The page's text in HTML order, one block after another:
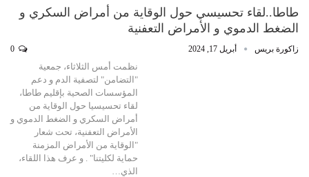
طاطا..لقاء تحسيسي حول الوقاية من أمراض السكري و
الضغط الدموي و الأمراض التعفنية
زاكورة بريس أبريل 17, 2024
نظمت أمس الثلاثاء، جمعية
"التضامن" لتصفية الدم و دعم
المؤسسات الصحية بإقليم طاطا،
لقاء تحسيسيا حول الوقاية من
أمراض السكري و الضغط الدموي و
الأمراض التعفنية، تحت شعار
"الوقاية من الأمراض المزمنة
حماية لكليتنا" . و عرف هذا اللقاء،
الذي…